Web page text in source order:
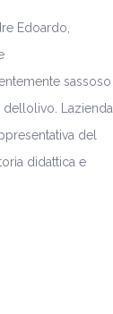
Edoardo,
sassoso
Lazienda
del
didattica e